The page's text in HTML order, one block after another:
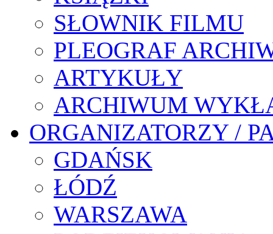
SŁOWNIK FILMU
PLEOGRAF
ARTYKUŁY
ARCHIWUM
ORGANIZATORZY /
GDAŃSK
ŁÓDŹ
WARSZAWA